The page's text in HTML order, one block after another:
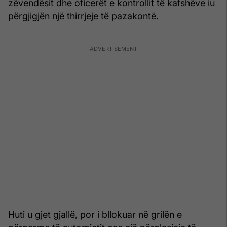
zëvendësit dhe oficerët e kontrollit të kafshëve iu
përgjigjën një thirrjeje të pazakontë.
Huti u gjet gjallë, por i bllokuar në grilën e